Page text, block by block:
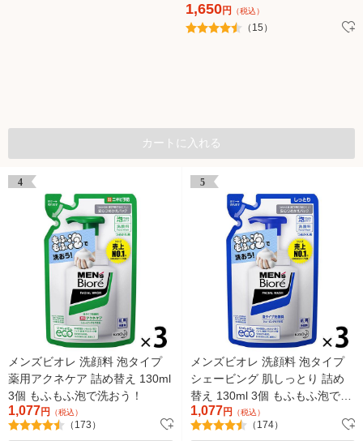
1,650円 （税込）
（15）
カートに入れる
4
メンズビオレ 洗顔料 泡タイプ
薬用アクネケア 詰め替え 130ml
3個 もふもふ泡で洗おう！
1,077円 （税込）
（173）
5
メンズビオレ 洗顔料 泡タイプ
シェービング 肌しっとり 詰め
替え 130ml 3個 もふもふ泡で洗
おう！（イチオシ）
1,077円 （税込）
（174）